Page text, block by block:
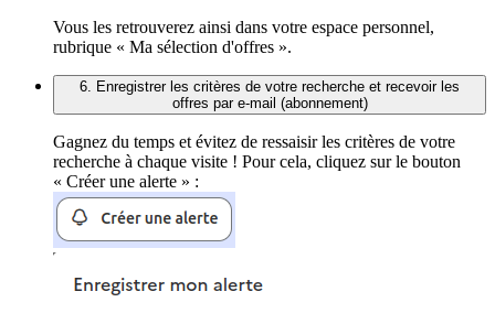
Vous les retrouverez ainsi dans votre espace personnel,
rubrique « Ma sélection d'offres ».
6. Enregistrer les critères de votre recherche et recevoir les
offres par e-mail (abonnement)
Gagnez du temps et évitez de ressaisir les critères de votre
recherche à chaque visite ! Pour cela, cliquez sur le bouton
« Créer une alerte » :